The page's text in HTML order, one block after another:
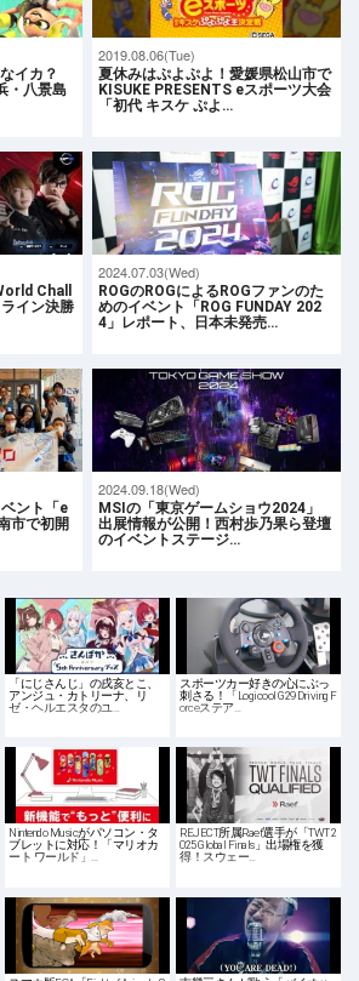
イカ？
・八景島
2019.08.06(Tue)
夏休みはぷよぷよ！愛媛県松山市で
KISUKE PRESENTS eスポーツ大会
「初代 キスケ ぷよ…
Chall
イン決勝
2024.07.03(Wed)
ROGのROGによるROGファンのた
めのイベント「ROG FUNDAY 202
4」レポート、日本未発売…
ント「e
市で初開
2024.09.18(Wed)
MSIの「東京ゲームショウ2024」
出展情報が公開！西村歩乃果ら登壇
のイベントステージ…
「にじさんじ」の戌亥とこ、
アンジュ・カトリーナ、リ
ゼ・ヘルエスタのユ…
スポーツカー好きの心にぶっ
刺さる！「Logicool G29 Driving F
orceステア…
Nintendo Musicがパソコン・タ
ブレットに対応！「マリオカ
ート ワールド」…
REJECT所属Raef選手が「TWT 2
025 Global Finals」出場権を獲
得！スウェー…